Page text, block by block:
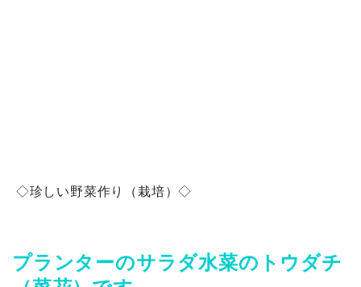
◇珍しい野菜作り（栽培）◇
プランターのサラダ水菜のトウダチ